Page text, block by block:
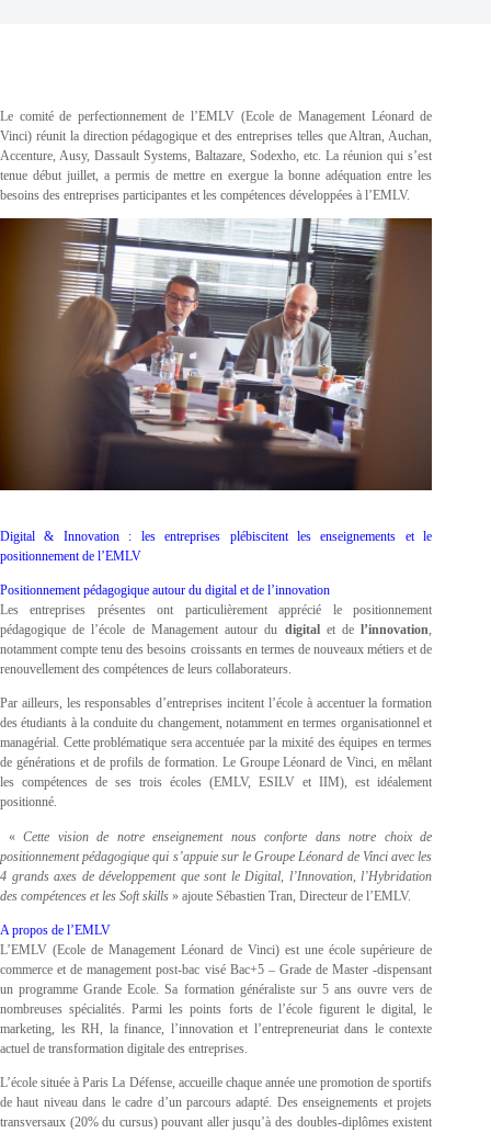
Le comité de perfectionnement de l’EMLV (Ecole de Management Léonard de
Vinci) réunit la direction pédagogique et des entreprises telles que Altran, Auchan,
Accenture, Ausy, Dassault Systems, Baltazare, Sodexho, etc. La réunion qui s’est
tenue début juillet, a permis de mettre en exergue la bonne adéquation entre les
besoins des entreprises participantes et les compétences développées à l’EMLV.
Digital & Innovation : les entreprises plébiscitent les enseignements et le
positionnement de l’EMLV
Positionnement pédagogique autour du digital et de l’innovation
Les entreprises présentes ont particulièrement apprécié le positionnement
pédagogique de l’école de Management autour du digitalet del’innovation,
notamment compte tenu des besoins croissants en termes de nouveaux métiers et de
renouvellement des compétences de leurs collaborateurs.
Par ailleurs, les responsables d’entreprises incitent l’école à accentuer la formation
des étudiants à la conduite du changement, notamment en termes organisationnel et
managérial. Cette problématique sera accentuée par la mixité des équipes en termes
de générations et de profils de formation. Le Groupe Léonard de Vinci, en mêlant
les compétences de ses trois écoles (EMLV, ESILV et IIM), est idéalement
positionné.
«Cette vision de notre enseignement nous conforte dans notre choix de
positionnement pédagogique qui s’appuie sur le Groupe Léonard de Vinci avec les
4 grands axes de développement que sont le Digital, l’Innovation, l’Hybridation
des compétences et les Soft skills » ajoute Sébastien Tran, Directeur de l’EMLV.
A propos de l’EMLV
L’EMLV (Ecole de Management Léonard de Vinci) est une école supérieure de
commerce et de management post-bac visé Bac+5 – Grade de Master -dispensant
un programme Grande Ecole. Sa formation généraliste sur 5 ans ouvre vers de
nombreuses spécialités. Parmi les points forts de l’école figurent le digital, le
marketing, les RH, la finance, l’innovation et l’entrepreneuriat dans le contexte
actuel de transformation digitale des entreprises.
L’école située à Paris La Défense, accueille chaque année une promotion de sportifs
de haut niveau dans le cadre d’un parcours adapté. Des enseignements et projets
transversaux (20% du cursus) pouvant aller jusqu’à des doubles-diplômes existent